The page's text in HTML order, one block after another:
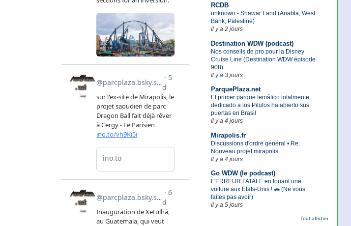
RCDB
unknown - Shawar Land (Anabta, West
Bank, Palestine)
Il y a 2 jours
Destination WDW (podcast)
Nos conseils de pro pour la Disney
Cruise Line (Destination WDW épisode
908)
Il y a 3 jours
ParquePlaza.net
El primer parque temático totalmente
dedicado a los Pitufos ha abierto sus
puertas en Brasil
Il y a 4 jours
Mirapolis.fr
Discussions d'ordre général • Re:
Nouveau projet mirapolis
Il y a 4 jours
Go WDW (le podcast)
L'ERREUR FATALE en louant une
voiture aux Etats-Unis ! 🚗 (Ne vous
faites pas avoir)
Il y a 5 jours
Tout afficher